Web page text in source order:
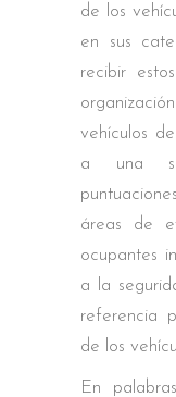
de los
en sus
recibir
vehículos
a una
áreas de
ocupantes
a la
referencia
de los
En